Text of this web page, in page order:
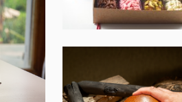
NA FUMAÇA